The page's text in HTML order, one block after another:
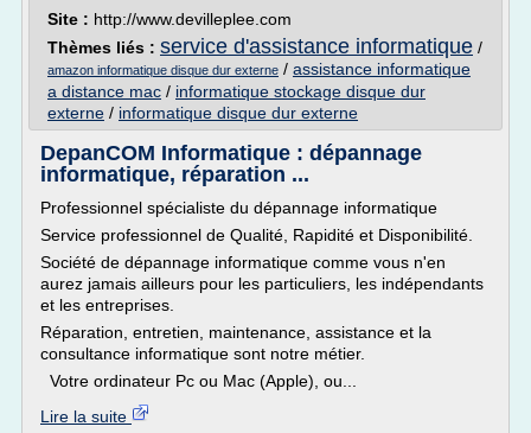
Site : http://www.devilleplee.com
Thèmes liés : service d'assistance informatique /
amazon informatique disque dur externe / assistance informatique
a distance mac / informatique stockage disque dur
externe / informatique disque dur externe
DepanCOM Informatique : dépannage
informatique, réparation ...
Professionnel spécialiste du dépannage informatique
Service professionnel de Qualité, Rapidité et Disponibilité.
Société de dépannage informatique comme vous n'en
aurez jamais ailleurs pour les particuliers, les indépendants
et les entreprises.
Réparation, entretien, maintenance, assistance et la
consultance informatique sont notre métier.
Votre ordinateur Pc ou Mac (Apple), ou...
Lire la suite